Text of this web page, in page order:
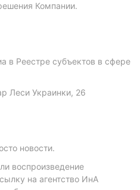
Компании.
в Реестре субъектов в сфере
Леси Украинки, 26
новости.
воспроизведение
на агентство ИнА